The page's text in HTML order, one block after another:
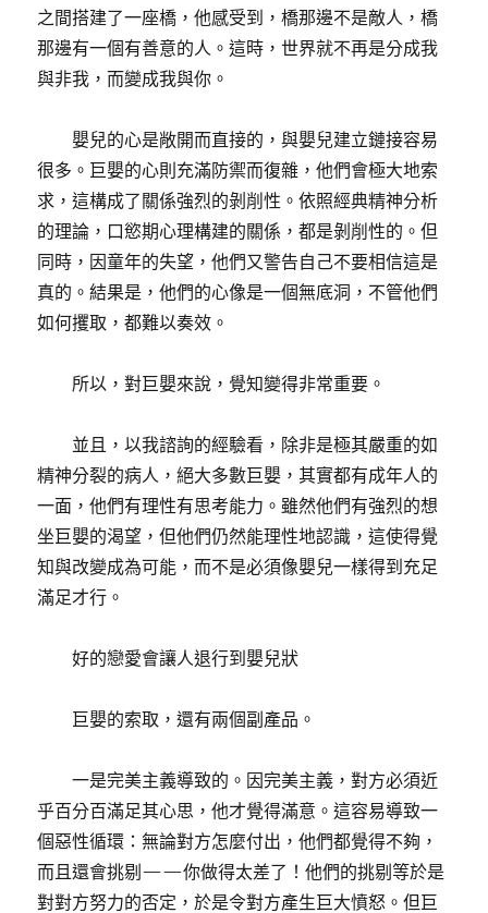
之間搭建了一座橋，他感受到，橋那邊不是敵人，橋
那邊有一個有善意的人。這時，世界就不再是分成我
與非我，而變成我與你。
嬰兒的心是敞開而直接的，與嬰兒建立鏈接容易
很多。巨嬰的心則充滿防禦而復雜，他們會極大地索
求，這構成了關係強烈的剝削性。依照經典精神分析
的理論，口慾期心理構建的關係，都是剝削性的。但
同時，因童年的失望，他們又警告自己不要相信這是
真的。結果是，他們的心像是一個無底洞，不管他們
如何攫取，都難以奏效。
所以，對巨嬰來說，覺知變得非常重要。
並且，以我諮詢的經驗看，除非是極其嚴重的如
精神分裂的病人，絕大多數巨嬰，其實都有成年人的
一面，他們有理性有思考能力。雖然他們有強烈的想
坐巨嬰的渴望，但他們仍然能理性地認識，這使得覺
知與改變成為可能，而不是必須像嬰兒一樣得到充足
滿足才行。
好的戀愛會讓人退行到嬰兒狀
巨嬰的索取，還有兩個副產品。
一是完美主義導致的。因完美主義，對方必須近
乎百分百滿足其心思，他才覺得滿意。這容易導致一
個惡性循環：無論對方怎麼付出，他們都覺得不夠，
而且還會挑剔——你做得太差了！他們的挑剔等於是
對對方努力的否定，於是令對方產生巨大憤怒。但巨